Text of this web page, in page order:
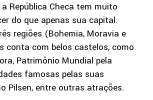
República Checa tem muito
do que apenas sua capital.
regiões (Bohemia, Moravia e
conta com belos castelos, como
Patrimônio Mundial pela
famosas pelas suas
Pilsen, entre outras atrações.